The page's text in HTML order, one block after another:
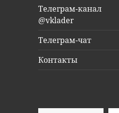
Телеграм-канал
@vklader
Телеграм-чат
Контакты